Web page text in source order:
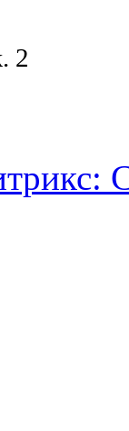
2